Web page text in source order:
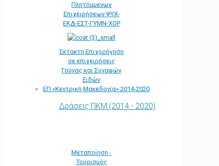
Πλητόμμενων
Επιχειρήσεων ΨΥΧ-
ΕΚΔ-ΕΣΤ-ΓΥΜΝ-ΧΟΡ
Έκτακτη Επιχορήγηση
σε επιχειρήσεις
Γούνας και Συναφών
Ειδών
ΕΠ «Kεντρική Μακεδονία» 2014-2020
Δράσεις ΠΚΜ (2014 - 2020)
Μεταποίηση -
Τουρισμός